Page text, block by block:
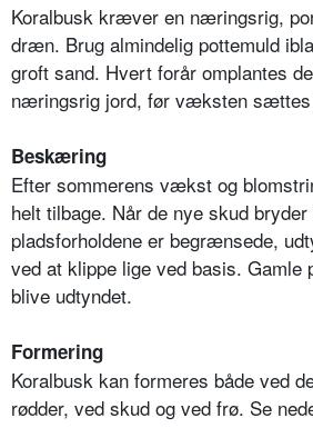
Koralbusk kræver en næringsrig,
dræn. Brug almindelig pottemuld
groft sand. Hvert forår omplantes
næringsrig jord, før væksten sættes
Beskæring
Efter sommerens vækst og
helt tilbage. Når de nye skud
pladsforholdene er begrænsede,
ved at klippe lige ved basis. Gamle
blive udtyndet.
Formering
Koralbusk kan formeres både ved
rødder, ved skud og ved frø. Se